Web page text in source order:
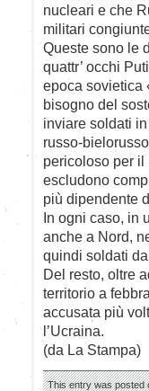
nucleari e che
militari
Queste sono le
quattr’ occhi
epoca sovietica
bisogno del
inviare soldati
russo-
pericoloso per il
escludono
più dipendente
In ogni caso, in
anche a Nord,
quindi soldati
Del resto, oltre
territorio a
accusata più
l’Ucraina.
(da La Stampa)
This entry was posted